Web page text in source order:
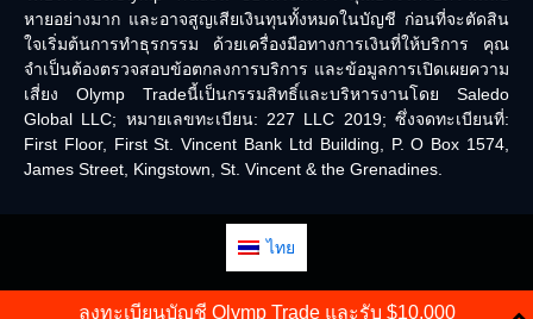
หายอย่างมาก และอาจสูญเสียเงินทุนทั้งหมดในบัญชี ก่อนที่จะตัดสิน
ใจเริ่มต้นการทำธุรกรรม ด้วยเครื่องมือทางการเงินที่ให้บริการ คุณ
จำเป็นต้องตรวจสอบข้อตกลงการบริการ และข้อมูลการเปิดเผยความ
เสี่ยง Olymp Tradeนี้เป็นกรรมสิทธิ์และบริหารงานโดย Saledo
Global LLC; หมายเลขทะเบียน: 227 LLC 2019; ซึ่งจดทะเบียนที่:
First Floor, First St. Vincent Bank Ltd Building, P. O Box 1574,
James Street, Kingstown, St. Vincent & the Grenadines.
ไทย
ลงทะเบียนบัญชี Olymp Trade และรับ $10,000